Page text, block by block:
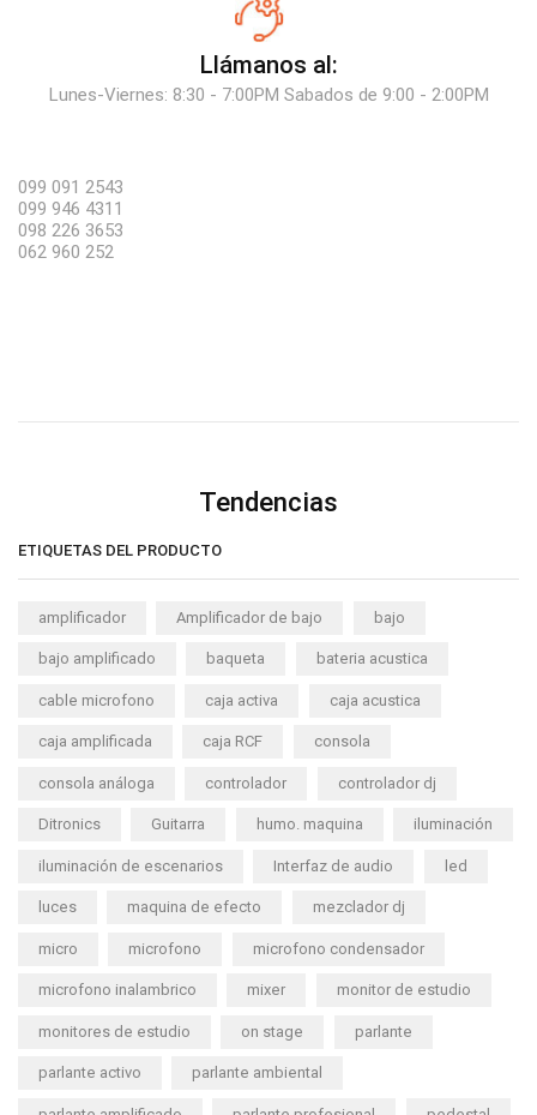
Llámanos al:
Lunes-Viernes: 8:30 - 7:00PM Sabados de 9:00 - 2:00PM
099 091 2543
099 946 4311
098 226 3653
062 960 252
Tendencias
ETIQUETAS DEL PRODUCTO
amplificador Amplificador de bajo bajo
bajo amplificado baqueta bateria acustica
cable microfono caja activa caja acustica
caja amplificada caja RCF consola
consola análoga controlador controlador dj
Ditronics Guitarra humo. maquina iluminación
iluminación de escenarios Interfaz de audio led
luces maquina de efecto mezclador dj
micro microfono microfono condensador
microfono inalambrico mixer monitor de estudio
monitores de estudio on stage parlante
parlante activo parlante ambiental